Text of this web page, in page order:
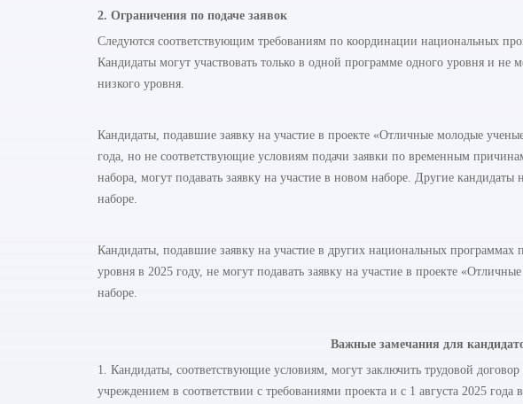
2. Ограничения по подаче заявок
Следуются соответствующим требованиям по координации национальных
Кандидаты могут участвовать только в одной программе одного уровня и не
низкого уровня.
Кандидаты, подавшие заявку на участие в проекте «Отличные молодые
года, но не соответствующие условиям подачи заявки по временным
набора, могут подавать заявку на участие в новом наборе. Другие
наборе.
Кандидаты, подавшие заявку на участие в других национальных программах
уровня в 2025 году, не могут подавать заявку на участие в проекте
наборе.
Важные замечания для
1. Кандидаты, соответствующие условиям, могут заключить трудовой
учреждением в соответствии с требованиями проекта и с 1 августа 2025